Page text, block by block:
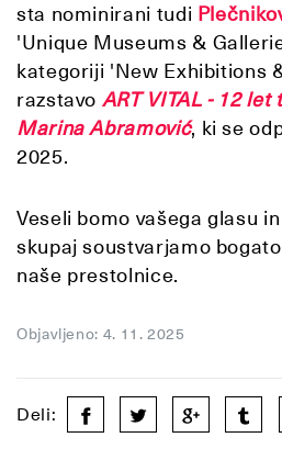
sta nominirani tudi
'Unique Museums &
kategoriji 'New Exhibitions
razstavo ART VITAL - 12
Marina Abramović, ki se
2025.
Veseli bomo vašega glasu
skupaj soustvarjamo
naše prestolnice.
Objavljeno: 4. 11. 2025
Deli: